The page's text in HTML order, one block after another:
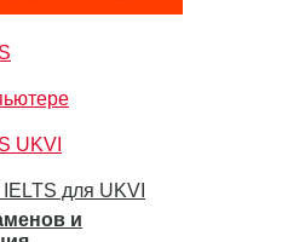
UKVI
для UKVI
и